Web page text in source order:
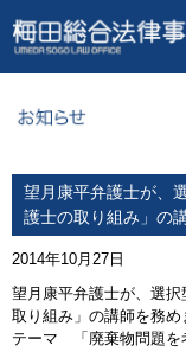
望月康平弁護士が、
護士の取り組み」の
2014年10月27日
望月康平弁護士が、選
取り組み」の講師を務め
テーマ 「廃棄物問題を